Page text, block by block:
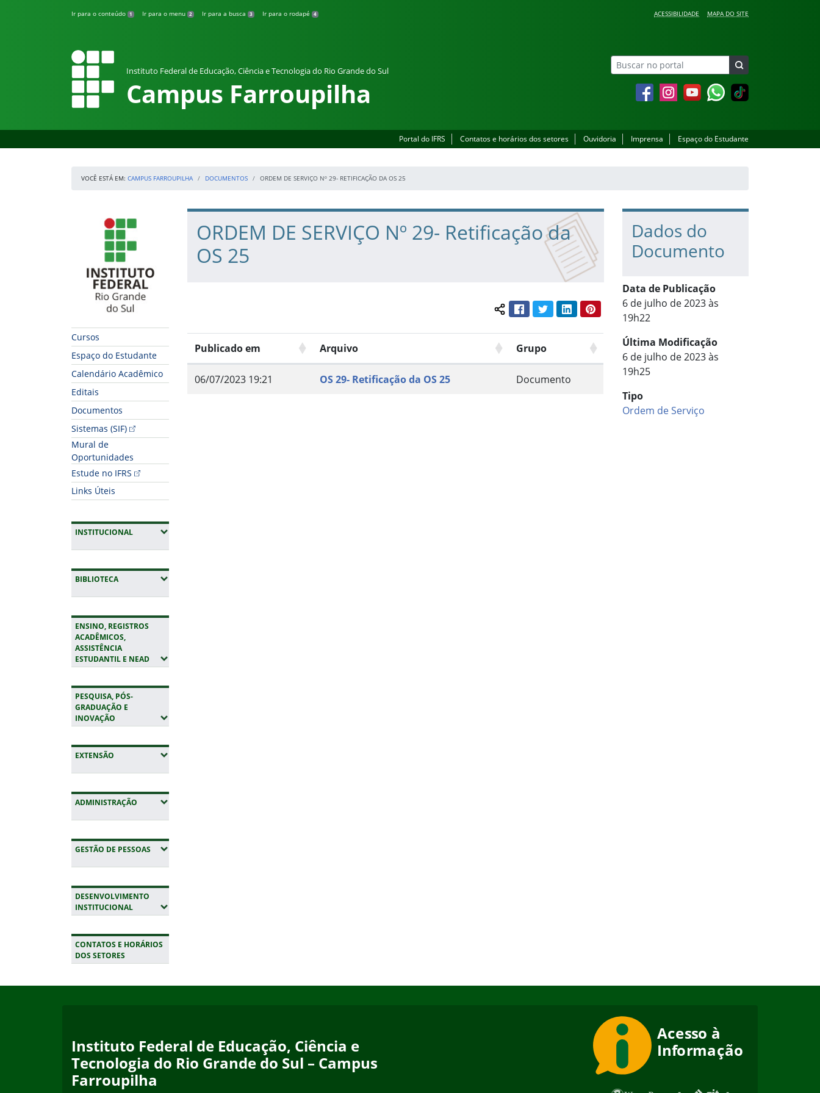
Ir para o conteúdo 1 Ir para o menu 2 Ir para a busca 3 Ir para o rodapé 4 ACESSIBILIDADE MAPA DO SITE
Instituto Federal de Educação, Ciência e Tecnologia do Rio Grande do Sul
Campus Farroupilha FacebookInstagramYouTubeWhatsapp
Portal do IFRS Contatos e horários dos setores Ouvidoria Imprensa Espaço do Estudante
VOCÊ ESTÁ EM: CAMPUS FARROUPILHA DOCUMENTOS ORDEM DE SERVIÇO Nº 29- RETIFICAÇÃO DA OS 25
Início da navegação
Cursos
Espaço do Estudante
Calendário Acadêmico
Editais
Documentos
Sistemas (SIF)
Mural de
Oportunidades
Estude no IFRS
Links Úteis
INSTITUCIONAL(EXPANDIR SUBMENUS)
BIBLIOTECA(EXPANDIR SUBMENUS)
ENSINO, REGISTROS
ACADÊMICOS,
ASSISTÊNCIA
ESTUDANTIL E NEAD(EXPANDIR SUBMENUS)
PESQUISA, PÓS-
GRADUAÇÃO E
INOVAÇÃO (EXPANDIR SUBMENUS)
EXTENSÃO (EXPANDIR SUBMENUS)
ADMINISTRAÇÃO (EXPANDIR SUBMENUS)
GESTÃO DE PESSOAS (EXPANDIR SUBMENUS)
DESENVOLVIMENTO
INSTITUCIONAL(EXPANDIR SUBMENUS)
CONTATOS E HORÁRIOS
DOS SETORES
Início do conteúdo
ORDEM DE SERVIÇO Nº 29- Retificação da
OS 25
Compartilhar conteúdo:
FacebookTwitterLinkedInPinterest
Publicado em Arquivo Grupo
06/07/2023 19:21 OS 29- Retificação da OS 25 Documento
Dados do
Documento
Data de Publicação
6 de julho de 2023 às
19h22
Última Modificação
6 de julho de 2023 às
19h25
Tipo
Ordem de Serviço
Instituto Federal de Educação, Ciência e
Tecnologia do Rio Grande do Sul – Campus
Farroupilha